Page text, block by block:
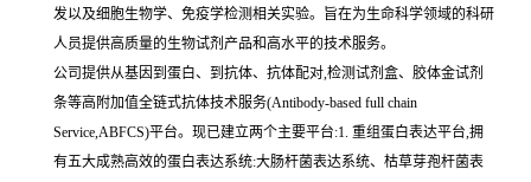
发以及细胞生物学、免疫学检测相关实验。旨在为生命科学领域的科研
人员提供高质量的生物试剂产品和高水平的技术服务。
公司提供从基因到蛋白、到抗体、抗体配对,检测试剂盒、胶体金试剂
条等高附加值全链式抗体技术服务(Antibody-based full chain
Service,ABFCS)平台。现已建立两个主要平台:1. 重组蛋白表达平台,拥
有五大成熟高效的蛋白表达系统:大肠杆菌表达系统、枯草芽孢杆菌表